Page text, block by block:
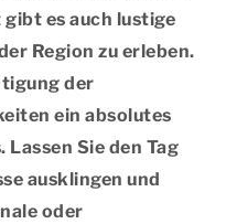
es auch lustige
Region zu erleben.
der
ein absolutes
Lassen Sie den Tag
ausklingen und
oder